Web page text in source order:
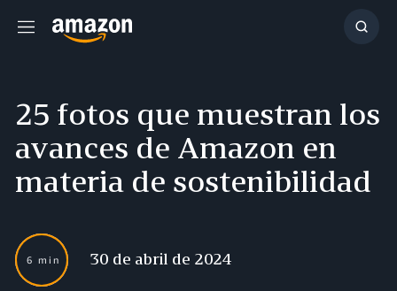
Menú
25 fotos que muestran los
avances de Amazon en
materia de sostenibilidad
6 min 30 de abril de 2024